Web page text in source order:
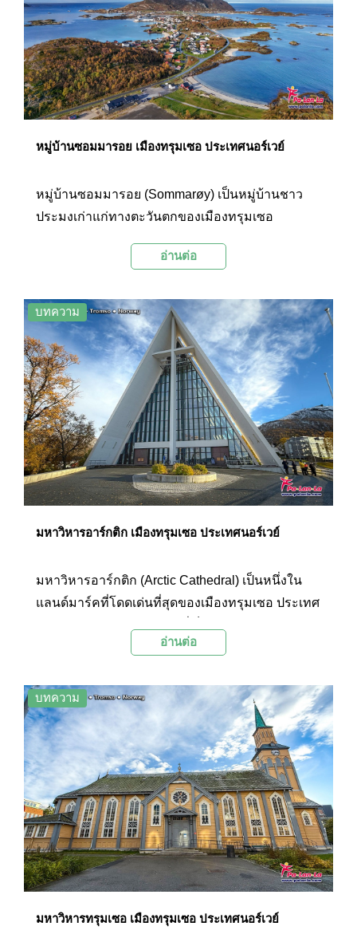
หมู่บ้านซอมมารอย เมืองทรุมเซอ ประเทศนอร์เวย์
หมู่บ้านซอมมารอย (Sommarøy) เป็นหมู่บ้านชาว
ประมงเก่าแก่ทางตะวันตกของเมืองทรุมเซอ
ไปทางตะวันตกประมาณ 58 กิโลเมตร เป็นสถานที่
ทิวทัศน์สวยงาม
อ่านต่อ
บทความ
มหาวิหารอาร์กติก เมืองทรุมเซอ ประเทศนอร์เวย์
มหาวิหารอาร์กติก (Arctic Cathedral) เป็นหนึ่งใน
แลนด์มาร์คที่โดดเด่นที่สุดของเมืองทรุมเซอ ประเทศ
ความหมายอันลึกซึ้ง ทำให้มหาวิหารแห่งนี้กลายเป็น
นิยมสำหรับนักท่องเที่ยวที่เดินทางมาเยือนทรุมเซอ
อ่านต่อ
บทความ
มหาวิหารทรุมเซอ เมืองทรุมเซอ ประเทศนอร์เวย์